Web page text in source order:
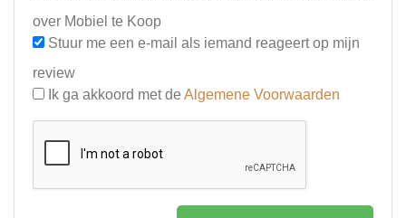
over Mobiel te Koop
Stuur me een e-mail als iemand reageert op mijn
review
Ik ga akkoord met de Algemene Voorwaarden